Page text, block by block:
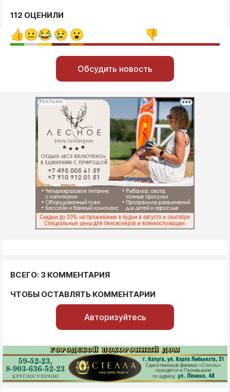
112 ОЦЕНИЛИ
Обсудить новость
РЕКЛАМА
ВСЕГО: 3 КОММЕНТАРИЯ
ЧТОБЫ ОСТАВЛЯТЬ КОММЕНТАРИИ
Авторизуйтесь